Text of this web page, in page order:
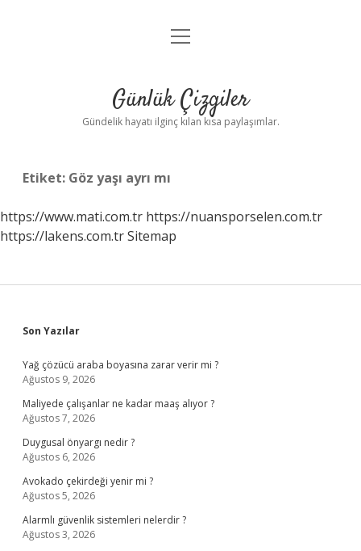
Anasayfa
Yasal Uyarı
menüyü
Günlük Çizgiler
Gündelik hayatı ilginç kılan kısa paylaşımlar.
Etiket: Göz yaşı ayrı mı
https://www.mati.com.tr https://nuansporselen.com.tr
https://lakens.com.trSitemap
Sidebar
Son Yazılar
Yağ çözücü araba boyasına zarar verir mi ?
Ağustos 9, 2026
Maliyede çalışanlar ne kadar maaş alıyor ?
Ağustos 7, 2026
Duygusal önyargı nedir ?
Ağustos 6, 2026
Avokado çekirdeği yenir mi ?
Ağustos 5, 2026
Alarmlı güvenlik sistemleri nelerdir ?
Ağustos 3, 2026